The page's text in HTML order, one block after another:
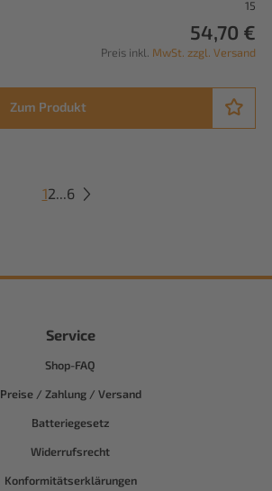
15
54,70 €
Preis inkl. MwSt. zzgl. Versand
Zum Produkt
12...6
Service
Shop-FAQ
Preise / Zahlung / Versand
Batteriegesetz
Widerrufsrecht
Konformitätserklärungen